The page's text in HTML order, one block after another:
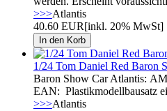
>>>Atlantis
40.60 EUR[inkl. 20% MwSt]
1/24 Tom Daniel Red Baron
Baron Show Car Atlantis:
EAN: Plastikmodellbausatz
>>>Atlantis